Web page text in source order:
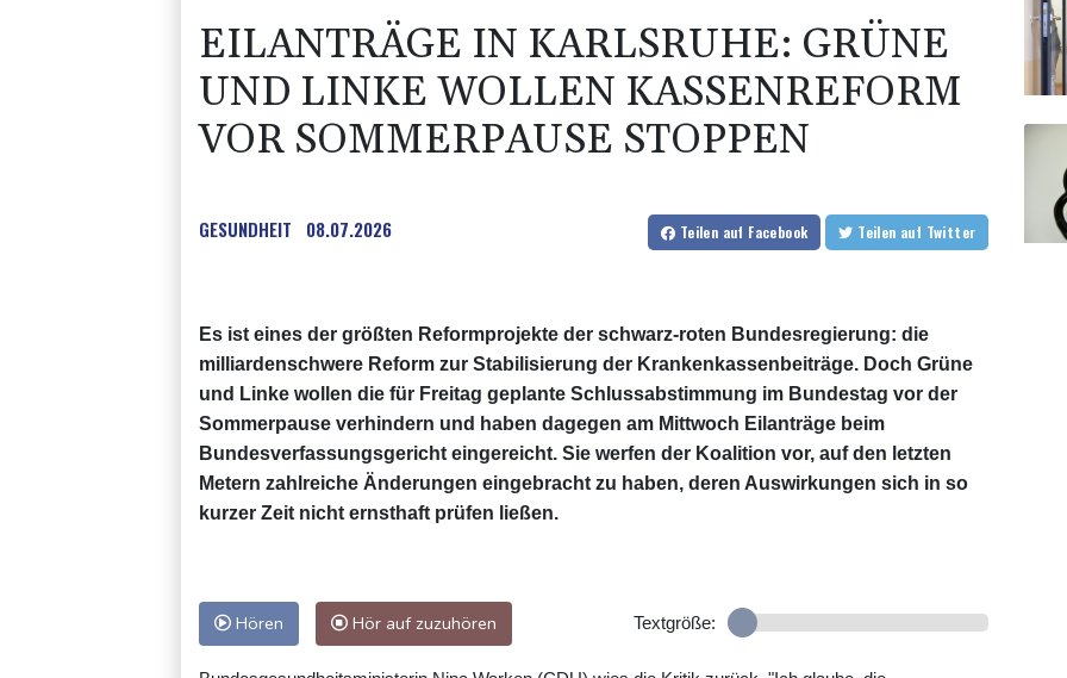
EILANTRÄGE IN KARLSRUHE: GRÜNE
UND LINKE WOLLEN KASSENREFORM
VOR SOMMERPAUSE STOPPEN
GESUNDHEIT 08.07.2026 Teilen auf Facebook Teilen auf Twitter
Es ist eines der größten Reformprojekte der schwarz-roten Bundesregierung: die
milliardenschwere Reform zur Stabilisierung der Krankenkassenbeiträge. Doch Grüne
und Linke wollen die für Freitag geplante Schlussabstimmung im Bundestag vor der
Sommerpause verhindern und haben dagegen am Mittwoch Eilanträge beim
Bundesverfassungsgericht eingereicht. Sie werfen der Koalition vor, auf den letzten
Metern zahlreiche Änderungen eingebracht zu haben, deren Auswirkungen sich in so
kurzer Zeit nicht ernsthaft prüfen ließen.
Hören Hör auf zuzuhören Textgröße: